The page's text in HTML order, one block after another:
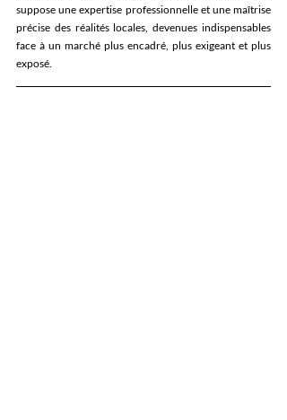
suppose une expertise professionnelle et une maîtrise
précise des réalités locales, devenues indispensables
face à un marché plus encadré, plus exigeant et plus
exposé.